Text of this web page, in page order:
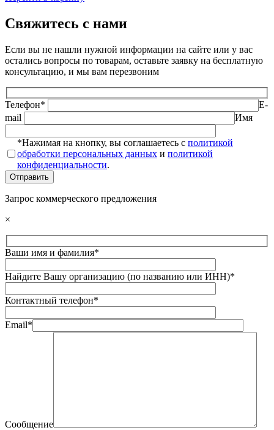
Свяжитесь с нами
Если вы не нашли нужной информации на сайте или у вас
остались вопросы по товарам, оставьте заявку на бесплатную
консультацию, и мы вам перезвоним
Телефон*
E-
mail
Имя
*Нажимая на кнопку, вы соглашаетесь с политикой
обработки персональных данных и политикой
конфиденциальности.
Запрос коммерческого предложения
×
Ваши имя и фамилия*
Найдите Вашу организацию (по названию или ИНН)*
Контактный телефон*
Email*
Сообщение